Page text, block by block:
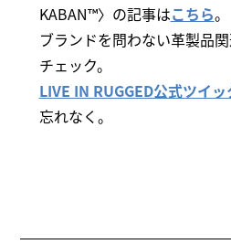
KABAN™〉の記事はこちら。
ブランドを問わない革製品
チェック。
LIVE IN RUGGED公式ツイッ
忘れなく。